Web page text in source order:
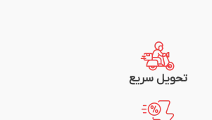
تحویل سریع